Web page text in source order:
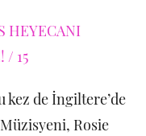
kez de İngiltere’de
Müzisyeni, Rosie